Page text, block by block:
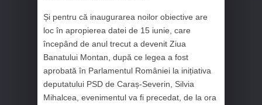
Și pentru că inaugurarea noilor obiective are
loc în apropierea datei de 15 iunie, care
începând de anul trecut a devenit Ziua
Banatului Montan, după ce legea a fost
aprobată în Parlamentul României la inițiativa
deputatului PSD de Caraș-Severin, Silvia
Mihalcea, evenimentul va fi precedat, de la ora